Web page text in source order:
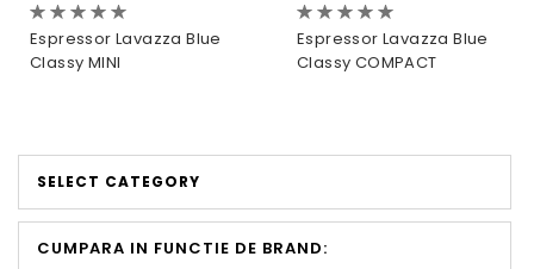
Evaluare:
0%
Espressor Lavazza Blue
Classy MINI
Evaluare:
0%
Espressor Lavazza Blue
Classy COMPACT
SELECT CATEGORY
CUMPARA IN FUNCTIE DE BRAND: